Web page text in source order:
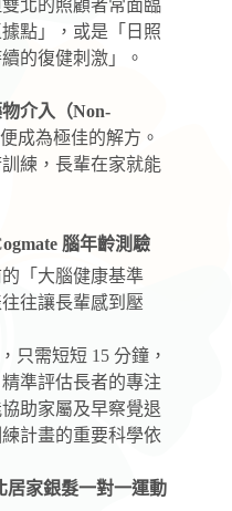
北的照顧者常面臨
點」，或是「日照
的復健刺激」。
介入（Non-
便成為極佳的解方。
練，長輩在家就能
腦年齡測驗
「大腦健康基準
往讓長輩感到壓
只需短短 15 分鐘，
準評估長者的專注
助家屬及早察覺退
計畫的重要科學依
家銀髮一對一運動